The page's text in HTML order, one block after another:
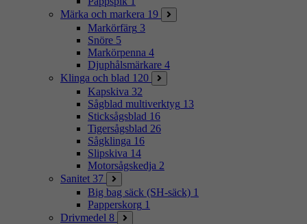
Märka och markera 19
Markörfärg 3
Snöre 5
Markörpenna 4
Djuphålsmärkare 4
Klinga och blad 120
Kapskiva 32
Sågblad multiverktyg 13
Sticksågsblad 16
Tigersågsblad 26
Sågklinga 16
Slipskiva 14
Motorsågskedja 2
Sanitet 37
Big bag säck (SH-säck) 1
Papperskorg 1
Drivmedel 8